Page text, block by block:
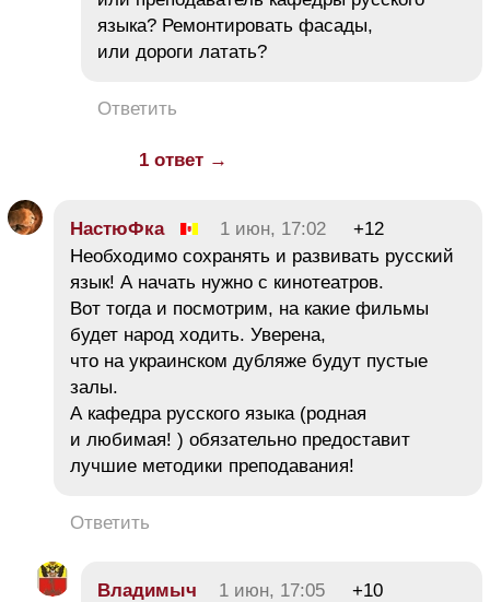
языка? Ремонтировать фасады,
или дороги латать?
Ответить
1 ответ →
НастюФка 1 июн, 17:02
+12
Необходимо сохранять и развивать русский
язык! А начать нужно с кинотеатров.
Вот тогда и посмотрим, на какие фильмы
будет народ ходить. Уверена,
что на украинском дубляже будут пустые
залы.
А кафедра русского языка (родная
и любимая! ) обязательно предоставит
лучшие методики преподавания!
Ответить
Владимыч 1 июн, 17:05
+10